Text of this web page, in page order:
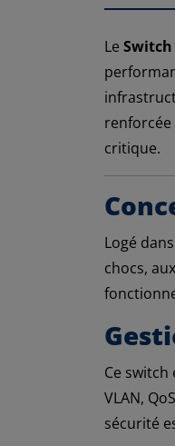
Le Switch
critique.
Logé
chocs,
Ce
VLAN,
sécurité